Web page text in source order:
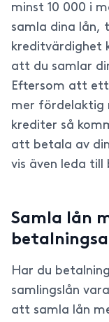
minst 10 000 i
samla dina lån,
kreditvärdighet
att du samlar
Eftersom att ett
mer fördelaktig
krediter så
att betala av
vis även leda
Samla lån
Har du
samlingslån
att samla lån